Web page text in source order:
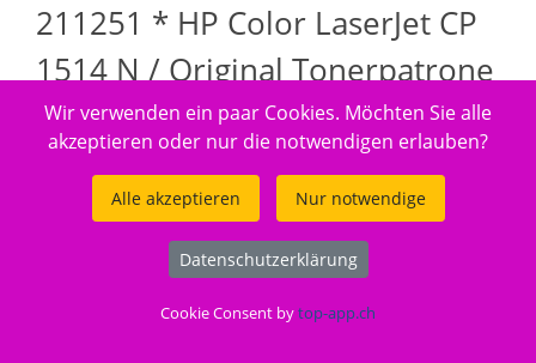
211251 * HP Color LaserJet CP
1514 N / Original Tonerpatrone
gelb
Wir verwenden ein paar Cookies. Möchten Sie alle
akzeptieren oder nur die notwendigen erlauben?
Alle akzeptieren Nur notwendige
Datenschutzerklärung
Cookie Consent bytop-app.ch